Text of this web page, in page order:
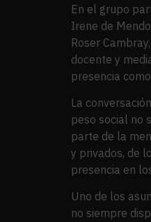
En el grupo
Irene de
Roser
docente y
presencia
La
peso social no
parte de la
y privados, de
presencia en
Uno de los
no siempre